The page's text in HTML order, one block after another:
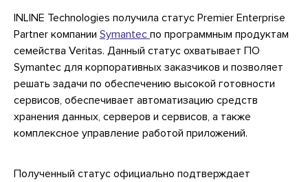
INLINE Technologies получила статус Premier Enterprise
Partner компании Symanteс по программным продуктам
семейства Veritas. Данный статус охватывает ПО
Symantec для корпоративных заказчиков и позволяет
решать задачи по обеспечению высокой готовности
сервисов, обеспечивает автоматизацию средств
хранения данных, серверов и сервисов, а также
комплексное управление работой приложений.
Полученный статус официально подтверждает